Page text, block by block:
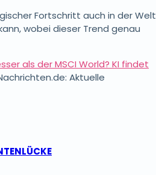
Fortschritt auch in der Welt
wobei dieser Trend genau
als der MSCI World? KI findet
Aktuelle